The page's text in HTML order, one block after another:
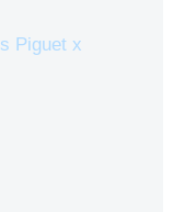
Piguet x